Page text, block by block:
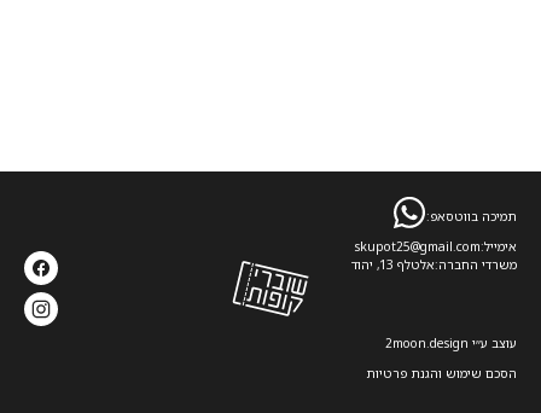
תמיכה בווטסאפ:
skupot25@gmail.comאימייל:
אלטלף 13, יהודמשרדי החברה:
עוצב ע׳׳י 2moon.design
הסכם שימוש והגנת פרטיות